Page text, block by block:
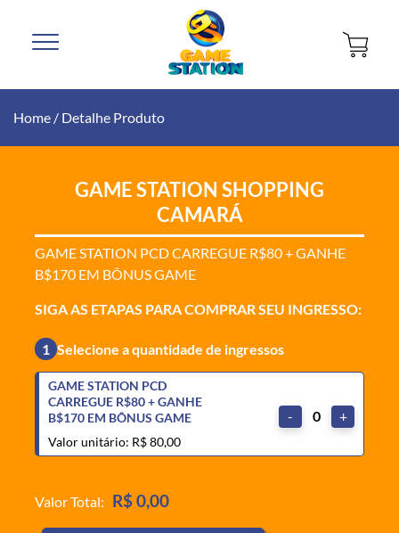
Home / Detalhe Produto
GAME STATION SHOPPING
CAMARÁ
GAME STATION PCD CARREGUE R$80 + GANHE
B$170 EM BÔNUS GAME
SIGA AS ETAPAS PARA COMPRAR SEU INGRESSO:
1 Selecione a quantidade de ingressos
GAME STATION PCD
CARREGUE R$80 + GANHE
B$170 EM BÔNUS GAME
Valor unitário: R$ 80,00
- 0 +
Valor Total: R$ 0,00